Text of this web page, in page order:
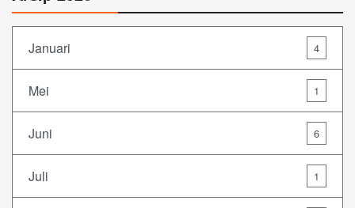
Januari 4
Mei 1
Juni 6
Juli 1